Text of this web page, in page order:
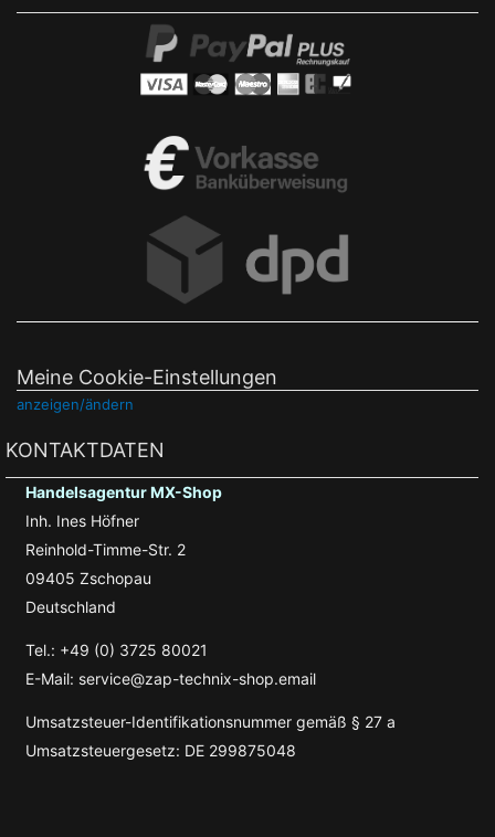
Meine Cookie-Einstellungen
anzeigen/ändern
KONTAKTDATEN
Handelsagentur MX-Shop
Inh. Ines Höfner
Reinhold-Timme-Str. 2
09405 Zschopau
Deutschland
Tel.: +49 (0) 3725 80021
E-Mail: service@zap-technix-shop.email
Umsatzsteuer-Identifikationsnummer gemäß § 27 a
Umsatzsteuergesetz: DE 299875048